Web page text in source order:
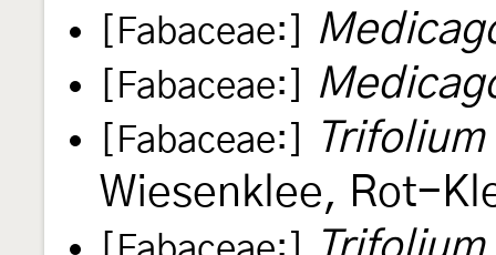
[Fabaceae:]
[Fabaceae:]
[Fabaceae:]
Wiesenklee, Rot-